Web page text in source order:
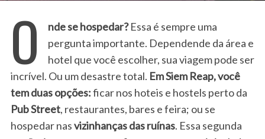
O nde se hospedar?Essa é sempre uma
pergunta importante. Dependende da área e
hotel que você escolher, sua viagem pode ser
incrível. Ou um desastre total. Em Siem Reap, você
tem duas opções:ficar nos hoteis e hostels perto da
Pub Street, restaurantes, bares e feira; ou se
hospedar nasvizinhanças das ruínas. Essa segunda